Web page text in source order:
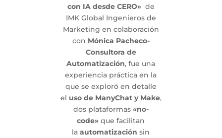
con IA desde CERO» de
IMK Global Ingenieros de
Marketing en colaboración
con Mónica Pacheco-
Consultora de
Automatización, fue una
experiencia práctica en la
que se exploró en detalle
el uso de ManyChat y Make,
dos plataformas «no-
code»que facilitan
laautomatización sin